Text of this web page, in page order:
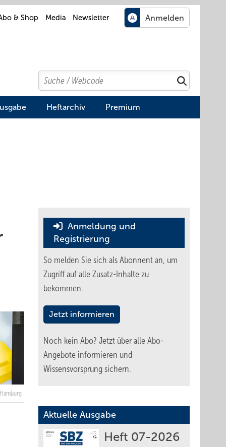
& Shop Media Newsletter
Search
Suchen
Heftarchiv Premium
Anmeldung und
Registrierung
So melden Sie sich als Abonnent an, um
Zugriff auf alle Zusatz-Inhalte zu
bekommen.
Jetzt informieren
Noch kein Abo? Jetzt über alle Abo-
Angebote informieren und
Wissensvorsprung sichern.
Aktuelle Ausgabe
Heft 07-2026